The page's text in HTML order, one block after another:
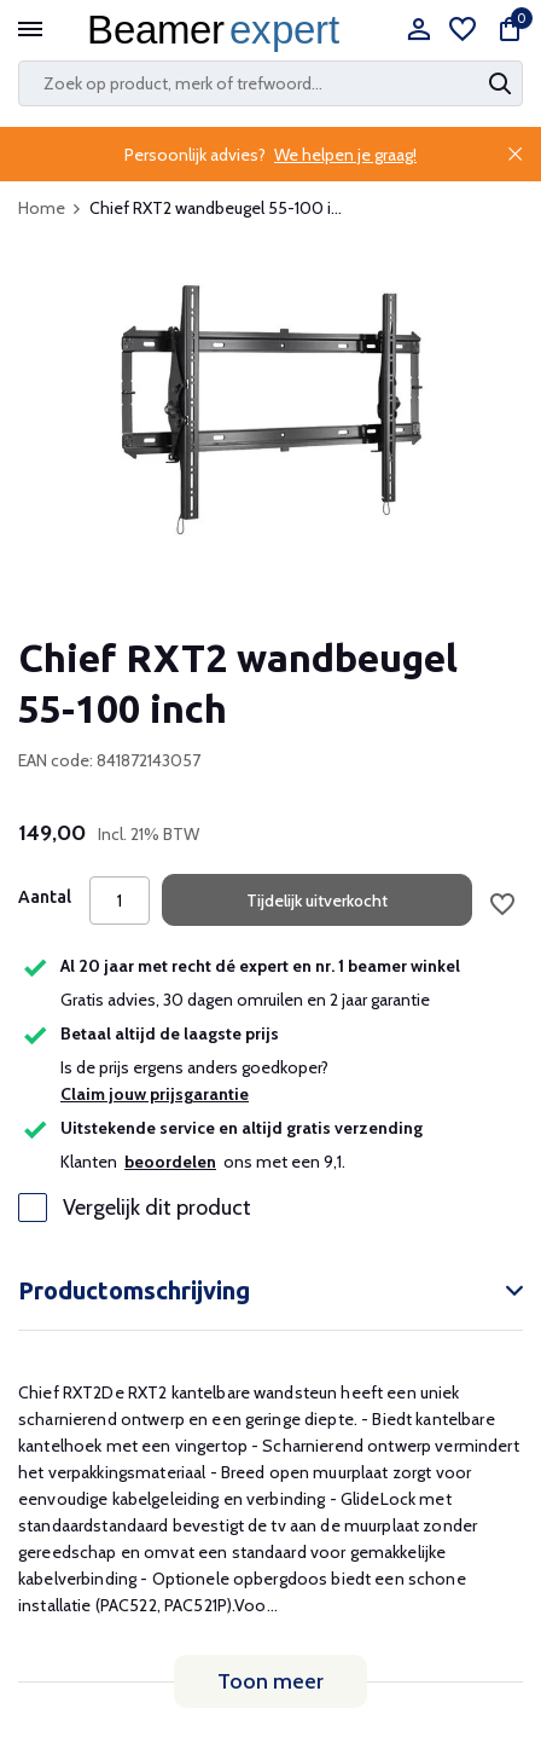
0
Persoonlijk advies? We helpen je graag!
Home Chief RXT2 wandbeugel 55-100 i...
Chief RXT2 wandbeugel
55-100 inch
EAN code: 841872143057
149,00 Incl. 21% BTW
Aantal Tijdelijk uitverkocht
Al 20 jaar met recht dé expert en nr. 1 beamer winkel
Gratis advies, 30 dagen omruilen en 2 jaar garantie
Betaal altijd de laagste prijs
Is de prijs ergens anders goedkoper?
Claim jouw prijsgarantie
Uitstekende service en altijd gratis verzending
Klanten beoordelen ons met een 9,1.
Vergelijk dit product
Productomschrijving
Chief RXT2De RXT2 kantelbare wandsteun heeft een uniek
scharnierend ontwerp en een geringe diepte. - Biedt kantelbare
kantelhoek met een vingertop - Scharnierend ontwerp vermindert
het verpakkingsmateriaal - Breed open muurplaat zorgt voor
eenvoudige kabelgeleiding en verbinding - GlideLock met
standaardstandaard bevestigt de tv aan de muurplaat zonder
gereedschap en omvat een standaard voor gemakkelijke
kabelverbinding - Optionele opbergdoos biedt een schone
installatie (PAC522, PAC521P).Voo...
Toon meer